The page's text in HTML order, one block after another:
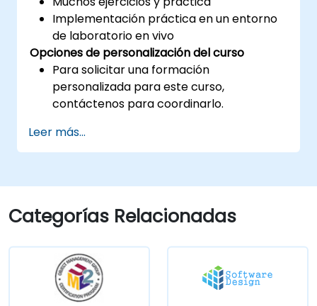
Implementación práctica en un entorno
de laboratorio en vivo
Opciones de personalización del curso
Para solicitar una formación
personalizada para este curso,
contáctenos para coordinarlo.
Leer más...
Categorías Relacionadas